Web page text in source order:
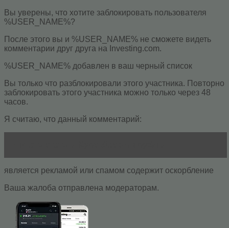
Вы уверены, что хотите заблокировать пользователя
%USER_NAME%?
После этого вы и %USER_NAME% не сможете видеть
комментарии друг друга на Investing.com.
%USER_NAME% добавлен в ваш черный список
Вы только что разблокировали этого участника. Повторно
заблокировать этого участника можно только через 48
часов.
Я считаю, что данный комментарий:
является рекламой или спамом содержит оскорбление
Ваша жалоба отправлена модераторам.